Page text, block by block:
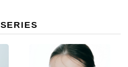
SERIES